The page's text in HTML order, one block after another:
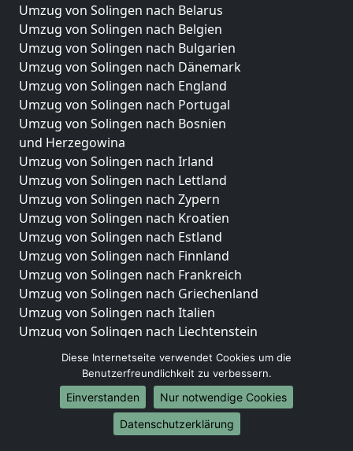
Umzug von Solingen nach Belarus
Umzug von Solingen nach Belgien
Umzug von Solingen nach Bulgarien
Umzug von Solingen nach Dänemark
Umzug von Solingen nach England
Umzug von Solingen nach Portugal
Umzug von Solingen nach Bosnien
und Herzegowina
Umzug von Solingen nach Irland
Umzug von Solingen nach Lettland
Umzug von Solingen nach Zypern
Umzug von Solingen nach Kroatien
Umzug von Solingen nach Estland
Umzug von Solingen nach Finnland
Umzug von Solingen nach Frankreich
Umzug von Solingen nach Griechenland
Umzug von Solingen nach Italien
Umzug von Solingen nach Liechtenstein
Umzug von Solingen nach Luxemburg
Umzug von Solingen nach Niederlande
Umzug von Solingen nach Norwegen
Umzüge-Deutschlandweit
Diese Internetseite verwendet Cookies um die
Benutzerfreundlichkeit zu verbessern.
Einverstanden
Nur notwendige Cookies
Datenschutzerklärung